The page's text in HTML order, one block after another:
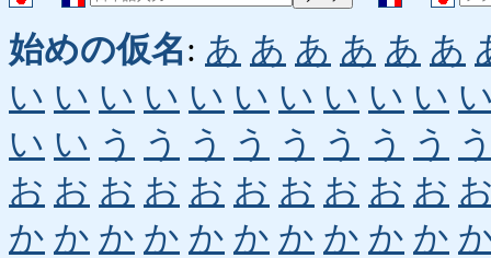
始めの仮名: あ あ あ あ あ あ
い い い い い い い い い い
い い う う う う う う う う
お お お お お お お お お お
か か か か か か か か か か